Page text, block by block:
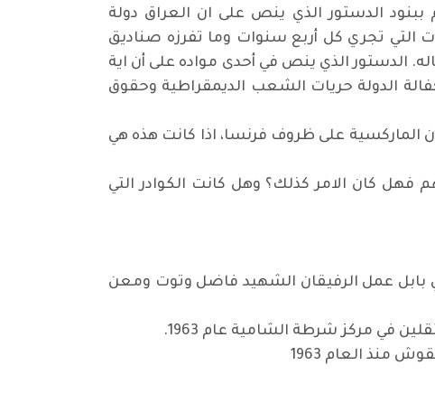
ببنود الدستور الذي ينص على ان العراق دولة
التي تجري كل أربع سنوات وما تفرزه صناديق
الدستور الذي ينص في أحدى مواده على أن اية
الدولة حريات الشعب الديمقراطية وحقوق
الماركسية على ظروف فرنسا، اذا كانت هذه هي
وتصفيتهم فهل كان الامر كذلك؟ وهل كانت الكوادر التي
بابل عمل الرفيقان الشهيد فاضل وتوت ومعن
في مركز شرطة الشامية عام 1963.
منذ العام 1963